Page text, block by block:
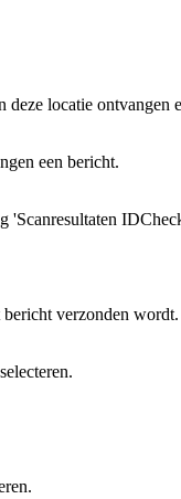
deze locatie ontvangen
een bericht.
'Scanresultaten
verzonden wordt.